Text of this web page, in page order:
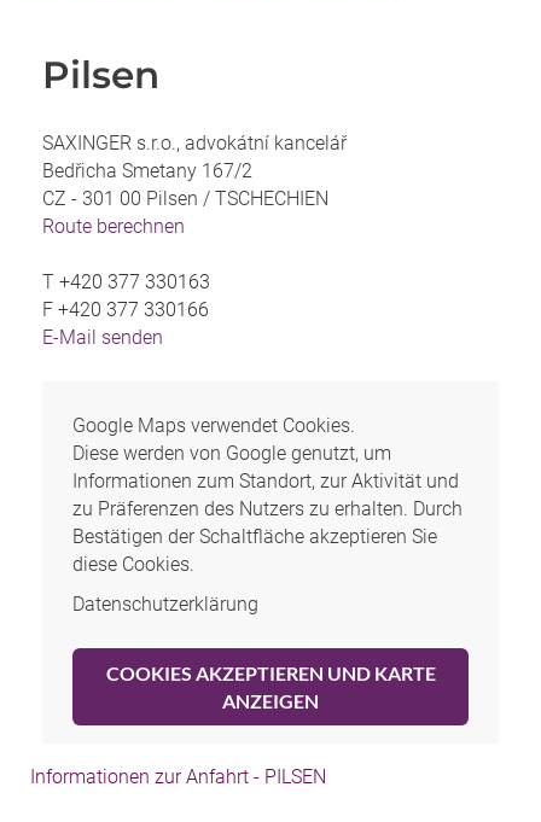
Pilsen
SAXINGER s.r.o., advokátní kancelář
Bedřicha Smetany 167/2
CZ - 301 00 Pilsen / TSCHECHIEN
Route berechnen
T +420 377 330163
F +420 377 330166
E-Mail senden
Google Maps verwendet Cookies.
Diese werden von Google genutzt, um
Informationen zum Standort, zur Aktivität und
zu Präferenzen des Nutzers zu erhalten. Durch
Bestätigen der Schaltfläche akzeptieren Sie
diese Cookies.
Datenschutzerklärung
COOKIES AKZEPTIEREN UND KARTE
ANZEIGEN
Informationen zur Anfahrt - PILSEN